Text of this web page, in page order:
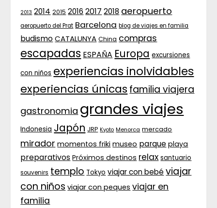
2013 2014 2015 2016 2017 2018 aeropuerto
aeropuerto del Prat Barcelona blog de viajes en familia
budismo CATALUNYA China compras
escapadas ESPAÑA Europa excursiones
con niños experiencias inolvidables
experiencias únicas familia viajera
gastronomia grandes viajes
Indonesia Japón JRP Kyoto Menorca mercado
mirador momentos friki museo parque playa
preparativos Próximos destinos relax santuario
souvenirs templo Tokyo viajar con bebé viajar
con niños viajar con peques viajar en
familia